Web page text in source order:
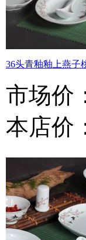
36头青釉釉上燕子
市场价
本店价